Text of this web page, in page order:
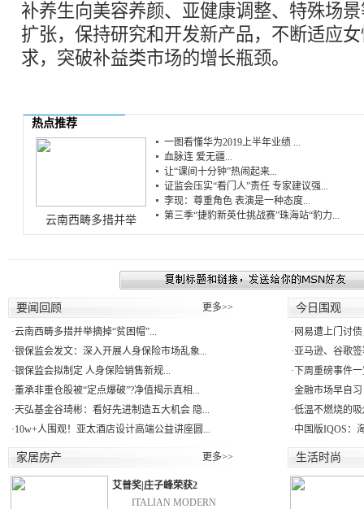
补养生向美容养颜、亚健康调整、特殊场
扩张，保持研究和开发新产品，不断适应
求，突破补益类市场的增长瓶颈。
热点推荐
云南西畴多措并举
一图看懂华为2019上半年业绩 ...
血脉连 爱无疆...
让“课间十分钟”热闹起来...
证监会压实“看门人”责任 专家建议强...
李现：尊重角色 表演是一种态度...
第三季“捷豹新英仕挑战赛”珠海站“豹力...
要闻回顾 更多>>
·云南西畴多措并举摘掉“贫困帽”...
·银保监会发文：深入开展人身保险市场乱象...
·银保监会拟制定 人身保险销售新规...
·董承非重仓股被“定点爆破”?净值揭示真相...
·天弘基金谷琦彬：看好先进制造五大机会 隐...
·10w+人围观！亚太酒店设计高端公益讲座圆...
今日围观
· 网易遭上门讨
·亚马逊、谷歌
· 下周重磅事件
·金融市场早自
·低温不燃烧的
·中国版IQOS：
家居房产 更多>>
艾普奖|庄子峰荣获2
ITALIAN MODERN
生活时尚